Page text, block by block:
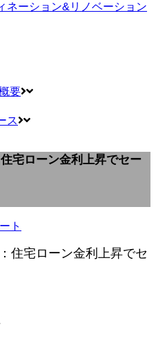
ネーション&リノベーション
要
ス
宅ローン金利上昇でセー
ト
住宅ローン金利上昇でセ